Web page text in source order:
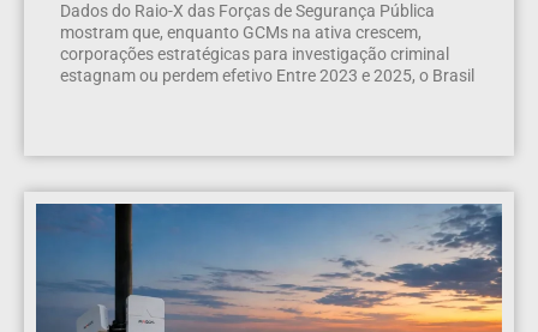
Dados do Raio-X das Forças de Segurança Pública
mostram que, enquanto GCMs na ativa crescem,
corporações estratégicas para investigação criminal
estagnam ou perdem efetivo Entre 2023 e 2025, o Brasil